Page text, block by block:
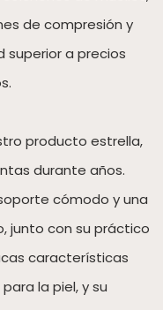
de compresión y
superior a precios
producto estrella,
durante años.
cómodo y una
junto con su práctico
características
la piel, y su